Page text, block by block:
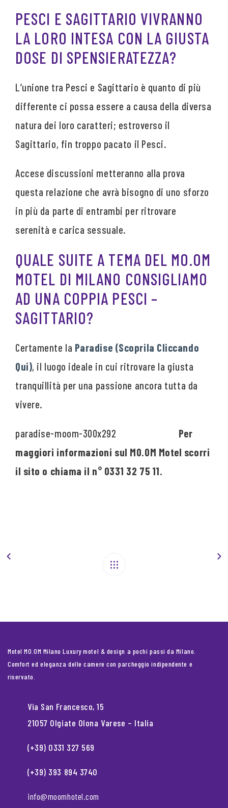
PESCI E SAGITTARIO VIVRANNO
LA LORO INTESA CON LA GIUSTA
DOSE DI SPENSIERATEZZA?
L’unione tra Pesci e Sagittario è quanto di più
differente ci possa essere a causa della diversa
natura dei loro caratteri; estroverso il
Sagittario, fin troppo pacato il Pesci.
Accese discussioni metteranno alla prova
questa relazione che avrà bisogno di uno sforzo
in più da parte di entrambi per ritrovare
serenità e carica sessuale.
QUALE SUITE A TEMA DEL MO.OM
MOTEL DI MILANO CONSIGLIAMO
AD UNA COPPIA PESCI –
SAGITTARIO?
Certamente la Paradise (Scoprila Cliccando
Qui), il luogo ideale in cui ritrovare la giusta
tranquillità per una passione ancora tutta da
vivere.
Per
maggiori informazioni sul MO.OM Motel scorri
il sito o chiama il n° 0331 32 75 11.
Motel MO.OM Milano Luxury motel & design a pochi passi da Milano.
Comfort ed eleganza delle camere con parcheggio indipendente e
riservato.
Via San Francesco, 15
21057 Olgiate Olona Varese – Italia
(+39) 0331 327 569
(+39) 393 894 3740
info@moomhotel.com